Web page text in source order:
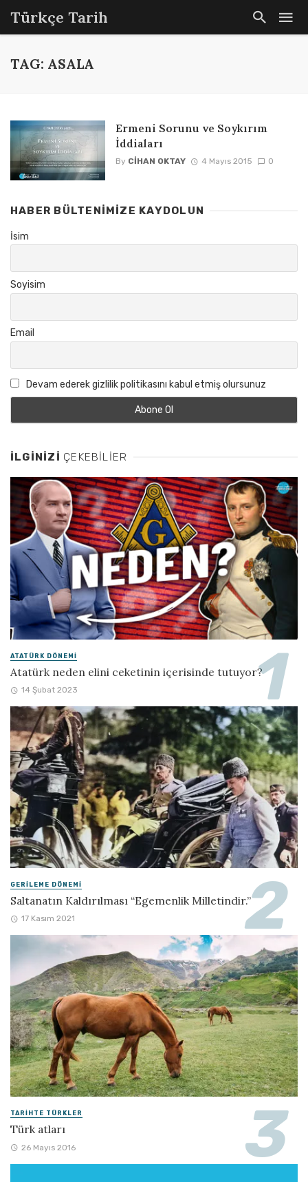
Türkçe Tarih
TAG: ASALA
Ermeni Sorunu ve Soykırım
İddiaları
By CIHAN OKTAY 4 Mayıs 2015 0
HABER BÜLTENIMIZE KAYDOLUN
İsim
Soyisim
Email
Devam ederek gizlilik politikasını kabul etmiş olursunuz
İLGINIZI ÇEKEBILIER
ATATÜRK DÖNEMI
Atatürk neden elini ceketinin içerisinde tutuyor?
14 Şubat 2023
GERILEME DÖNEMI
Saltanatın Kaldırılması “Egemenlik Milletindir.”
17 Kasım 2021
TARIHTE TÜRKLER
Türk atları
26 Mayıs 2016